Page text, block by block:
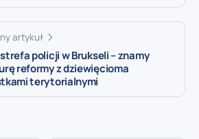
artykuł
policji w Brukseli – znamy
reformy z dziewięcioma
terytorialnymi